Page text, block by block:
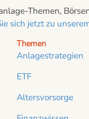
Themen,
sich jetzt zu
Themen
Anlagestrategien
ETF
Altersvorsorge